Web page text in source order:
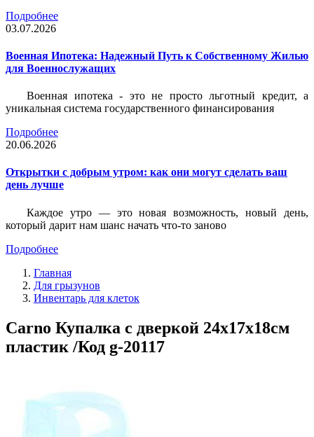
Подробнее
03.07.2026
Военная Ипотека: Надежный Путь к Собственному Жилью
для Военнослужащих
Военная ипотека - это не просто льготный кредит, а
уникальная система государственного финансирования
Подробнее
20.06.2026
Открытки с добрым утром: как они могут сделать ваш
день лучше
Каждое утро — это новая возможность, новый день,
который дарит нам шанс начать что-то заново
Подробнее
Главная
Для грызунов
Инвентарь для клеток
Carno Купалка с дверкой 24x17x18см
пластик /Код g-20117